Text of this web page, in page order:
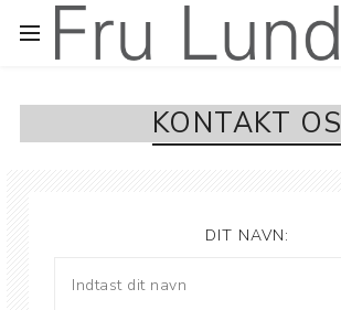
KONTAKT OS
DIT NAVN: